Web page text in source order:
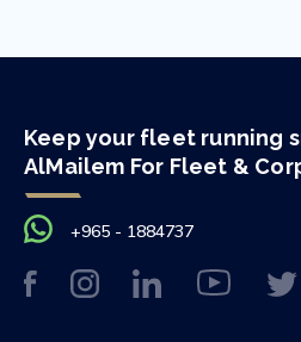
Keep your fleet running
AlMailem For Fleet &
+965 - 1884737